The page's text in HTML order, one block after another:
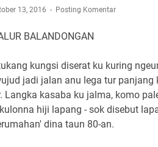
13, 2016 Posting Komentar
BALANDONGAN
kungsi diserat ku kuring
jadi jalan anu lega tur
Langka kasaba ku jalma, komo
hiji lapang - sok disebut
dina taun 80-an.